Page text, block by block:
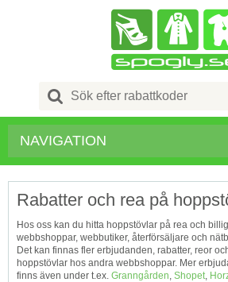
Search
for:
NAVIGATION
Rabatter och rea på
Hos oss kan du hitta hoppstövlar på rea och
webbshoppar, webbutiker, återförsäljare och
Det kan finnas fler erbjudanden, rabatter, reor
hoppstövlar hos andra webbshoppar. Mer
finns även under t.ex. Granngården, Shopet,